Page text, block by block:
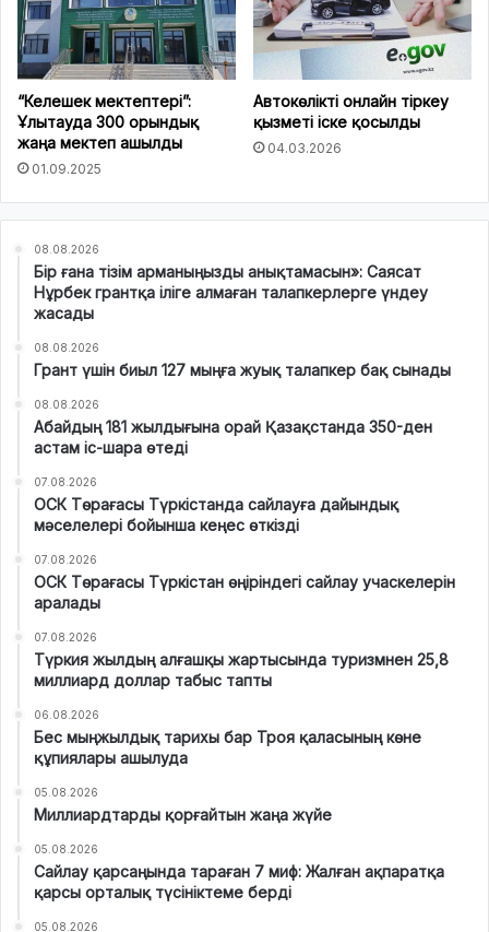
“Келешек мектептері”:
Ұлытауда 300 орындық
жаңа мектеп ашылды
01.09.2025
Автокөлікті онлайн тіркеу
қызметі іске қосылды
04.03.2026
08.08.2026
Бір ғана тізім арманыңызды анықтамасын»: Саясат
Нұрбек грантқа іліге алмаған талапкерлерге үндеу
жасады
08.08.2026
Грант үшін биыл 127 мыңға жуық талапкер бақ сынады
08.08.2026
Абайдың 181 жылдығына орай Қазақстанда 350-ден
астам іс-шара өтеді
07.08.2026
ОСК Төрағасы Түркістанда сайлауға дайындық
мәселелері бойынша кеңес өткізді
07.08.2026
ОСК Төрағасы Түркістан өңіріндегі сайлау учаскелерін
аралады
07.08.2026
Түркия жылдың алғашқы жартысында туризмнен 25,8
миллиард доллар табыс тапты
06.08.2026
Бес мыңжылдық тарихы бар Троя қаласының көне
құпиялары ашылуда
05.08.2026
Миллиардтарды қорғайтын жаңа жүйе
05.08.2026
Сайлау қарсаңында тараған 7 миф: Жалған ақпаратқа
қарсы орталық түсініктеме берді
05.08.2026